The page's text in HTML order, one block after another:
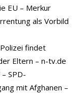
EU – Merkur
als Vorbild
findet
Eltern – n-tv.de
SPD-
mit Afghanen –